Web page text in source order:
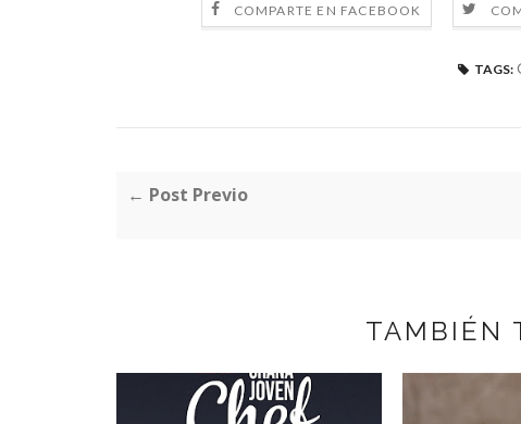
COMPARTE EN FACEBOOK
TAGS:
← Post Previo
TAMBIÉN